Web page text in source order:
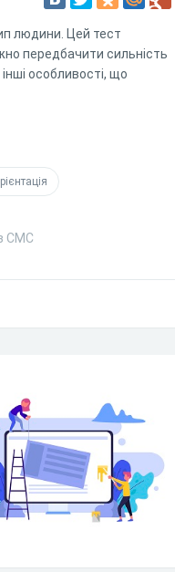
людини. Цей тест
передбачити сильність
особливості, що
СМС